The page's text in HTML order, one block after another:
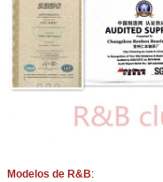
Modelos de R&B: